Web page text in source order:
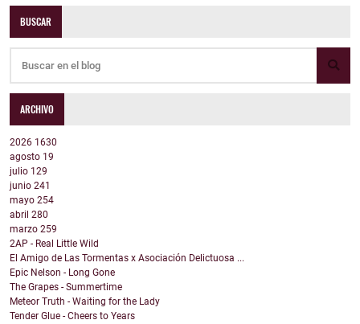
BUSCAR
ARCHIVO
2026 1630
agosto 19
julio 129
junio 241
mayo 254
abril 280
marzo 259
2AP - Real Little Wild
El Amigo de Las Tormentas x Asociación Delictuosa ...
Epic Nelson - Long Gone
The Grapes - Summertime
Meteor Truth - Waiting for the Lady
Tender Glue - Cheers to Years